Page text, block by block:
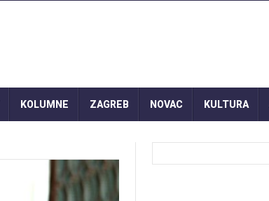
KOLUMNE ZAGREB NOVAC KULTURA